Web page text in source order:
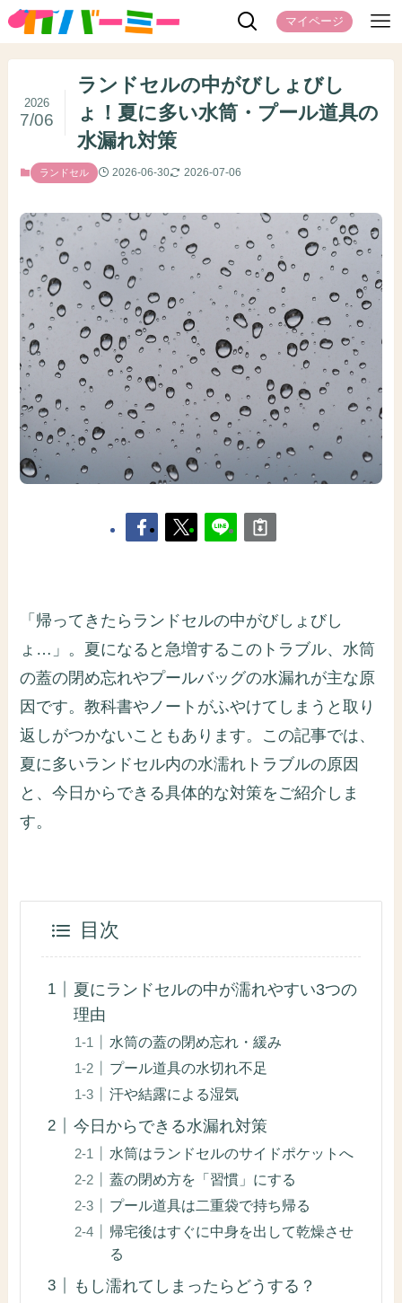
マイページ
ランドセルの中がびしょびし
ょ！夏に多い水筒・プール道具の
水漏れ対策
2026
7/06
ランドセル 2026-06-30 2026-07-06
「帰ってきたらランドセルの中がびしょびし
ょ…」。夏になると急増するこのトラブル、水筒
の蓋の閉め忘れやプールバッグの水漏れが主な原
因です。教科書やノートがふやけてしまうと取り
返しがつかないこともあります。この記事では、
夏に多いランドセル内の水濡れトラブルの原因
と、今日からできる具体的な対策をご紹介しま
す。
目次
夏にランドセルの中が濡れやすい3つの
理由
水筒の蓋の閉め忘れ・緩み
プール道具の水切れ不足
汗や結露による湿気
今日からできる水漏れ対策
水筒はランドセルのサイドポケットへ
蓋の閉め方を「習慣」にする
プール道具は二重袋で持ち帰る
帰宅後はすぐに中身を出して乾燥させ
る
もし濡れてしまったらどうする？